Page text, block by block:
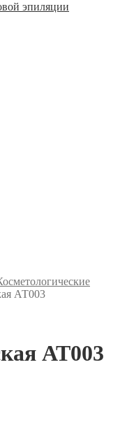
эпиляции
АТ003
АТ003